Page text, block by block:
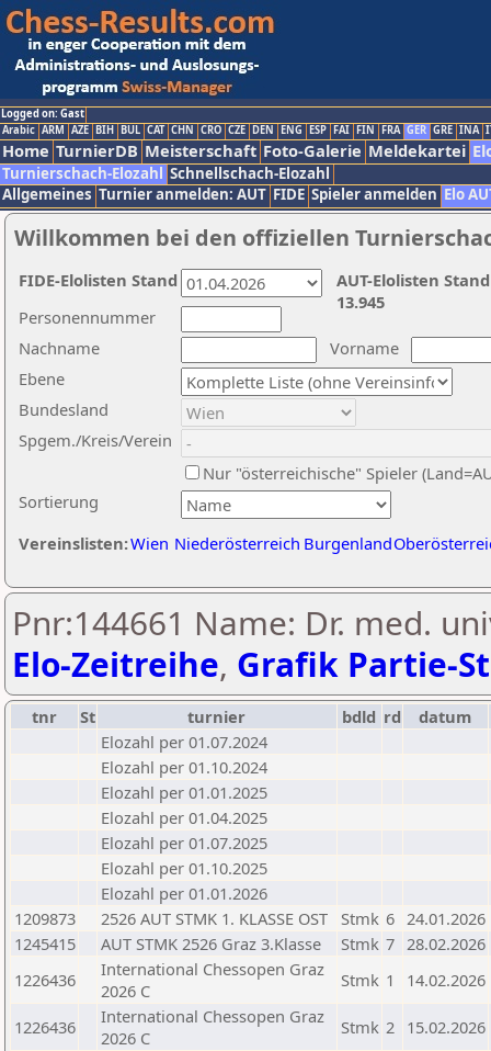
Logged on: Gast
Arabic ARM AZE BIH BUL CAT CHN CRO CZE DEN ENG ESP FAI FIN FRA GER GRE INA
Home TurnierDB Meisterschaft Foto-Galerie Meldekartei
Turnierschach-Elozahl Schnellschach-Elozahl
Allgemeines Turnier anmelden: AUT FIDE Spieler anmelden Elo
Willkommen bei den offiziellen
Nachname
Vorname
Ebene
Sortierung
Personennummer
Bundesland
Spgem./Kreis/Verein
Nur "österreichische" Spieler
Vereinslisten:Wien Niederösterreich Burgenland
AUT-Elolisten
13.945
FIDE-Elolisten Stand
Pnr:144661 Name: Dr. med.
Elo-Zeitreihe, Grafik Partie-
tnr St turnier bdld rd
datum
Elozahl per 01.07.2024
Elozahl per 01.10.2024
Elozahl per 01.01.2025
Elozahl per 01.04.2025
Elozahl per 01.07.2025
Elozahl per 01.10.2025
Elozahl per 01.01.2026
1209873
2526 AUT STMK 1. KLASSE OST Stmk 6 24.01.2026
1245415
AUT STMK 2526 Graz 3.Klasse Stmk 7 28.02.2026
1226436
International Chessopen Graz
2026 C
Stmk 1 14.02.2026
1226436
International Chessopen Graz
2026 C
Stmk 2 15.02.2026